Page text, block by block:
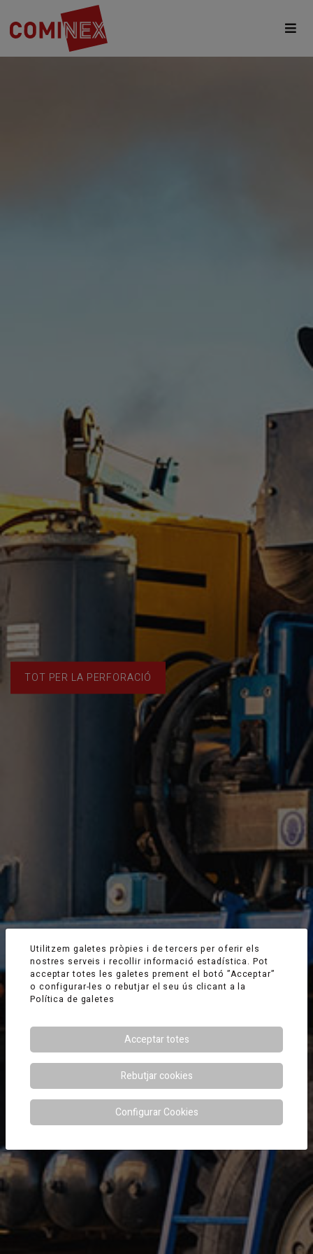
TOT PER LA PERFORACIÓ
Utilitzem galetes pròpies i de tercers per oferir els
nostres serveis i recollir informació estadística. Pot
acceptar totes les galetes prement el botó ”Acceptar”
o configurar-les o rebutjar el seu ús clicant a la
Política de galetes
Acceptar totes
Rebutjar cookies
Configurar Cookies